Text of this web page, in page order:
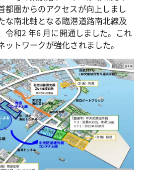
都圏からのアクセスが向上しまし
な南北軸となる臨港道路南北線及
令和2 年6 月に開通しました。これ
ットワークが強化されました。